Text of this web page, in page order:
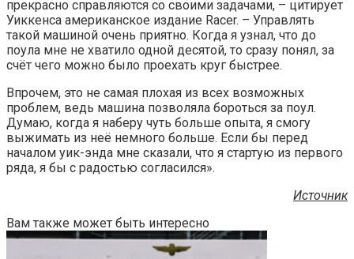
прекрасно справляются со своими задачами, – цитирует
Уиккенса американское издание Racer. – Управлять
такой машиной очень приятно. Когда я узнал, что до
поула мне не хватило одной десятой, то сразу понял, за
счёт чего можно было проехать круг быстрее.
Впрочем, это не самая плохая из всех возможных
проблем, ведь машина позволяла бороться за поул.
Думаю, когда я наберу чуть больше опыта, я смогу
выжимать из неё немного больше. Если бы перед
началом уик-энда мне сказали, что я стартую из первого
ряда, я бы с радостью согласился».
Источник
Вам также может быть интересно